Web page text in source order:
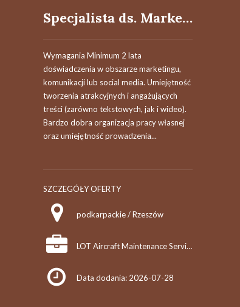
Specjalista ds. Marketingu (K/M)
Wymagania Minimum 2 lata
doświadczenia w obszarze marketingu,
komunikacji lub social media. Umiejętność
tworzenia atrakcyjnych i angażujących
treści (zarówno tekstowych, jak i wideo).
Bardzo dobra organizacja pracy własnej
oraz umiejętność prowadzenia...
SZCZEGÓŁY OFERTY
podkarpackie / Rzeszów
LOT Aircraft Maintenance Services Sp. z o.o.
Data dodania: 2026-07-28